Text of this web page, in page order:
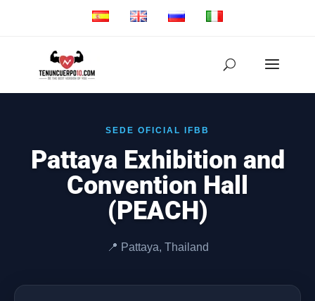
SEDE OFICIAL IFBB
Pattaya Exhibition and
Convention Hall
(PEACH)
📍 Pattaya, Thailand